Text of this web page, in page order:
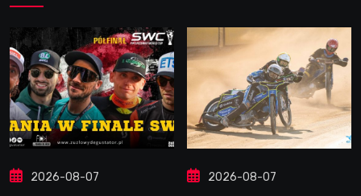
2026-08-07 2026-08-07